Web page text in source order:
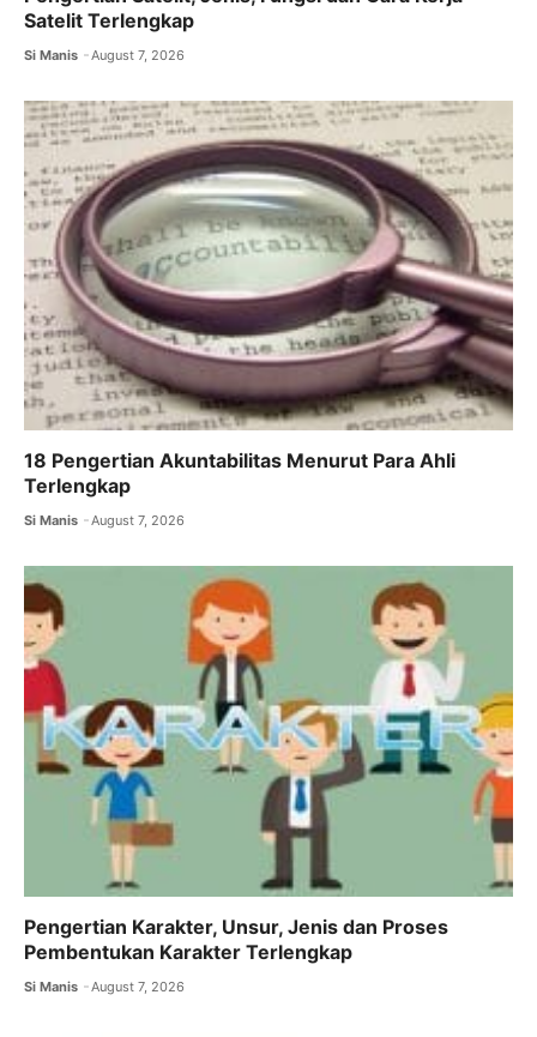
Satelit Terlengkap
Si Manis August 7, 2026
18 Pengertian Akuntabilitas Menurut Para Ahli
Terlengkap
Si Manis August 7, 2026
Pengertian Karakter, Unsur, Jenis dan Proses
Pembentukan Karakter Terlengkap
Si Manis August 7, 2026